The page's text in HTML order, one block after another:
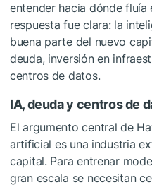
entender hacia dónde fluía
respuesta fue clara: la
buena parte del nuevo
deuda, inversión en
centros de datos.
IA, deuda y centros de
El argumento central de
artificial es una industria
capital. Para entrenar
gran escala se necesitan